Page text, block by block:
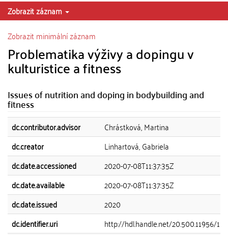
Zobrazit záznam
Zobrazit minimální záznam
Problematika výživy a dopingu v
kulturistice a fitness
Issues of nutrition and doping in bodybuilding and
fitness
dc.contributor.advisor
Chrástková, Martina
dc.creator
Linhartová, Gabriela
dc.date.accessioned
2020-07-08T11:37:35Z
dc.date.available
2020-07-08T11:37:35Z
dc.date.issued
2020
dc.identifier.uri
http://hdl.handle.net/20.500.11956/